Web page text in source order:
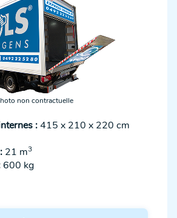
non contractuelle
:415 x 210 x 220 cm
21 m3
600 kg